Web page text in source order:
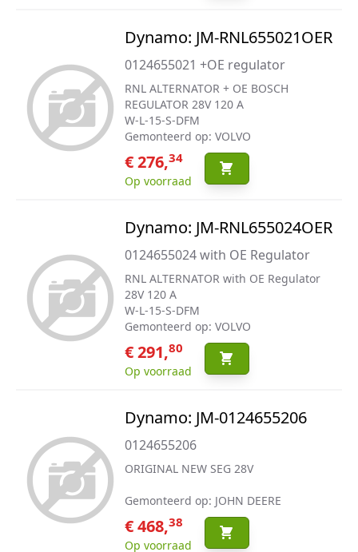
Dynamo: JM-RNL655021OER
0124655021 +OE regulator
RNL ALTERNATOR + OE BOSCH
REGULATOR 28V 120 A
W-L-15-S-DFM
Gemonteerd op: VOLVO
€ 276,34
Op voorraad
Dynamo: JM-RNL655024OER
0124655024 with OE Regulator
RNL ALTERNATOR with OE Regulator
28V 120 A
W-L-15-S-DFM
Gemonteerd op: VOLVO
€ 291,80
Op voorraad
Dynamo: JM-0124655206
0124655206
ORIGINAL NEW SEG 28V
Gemonteerd op: JOHN DEERE
€ 468,38
Op voorraad